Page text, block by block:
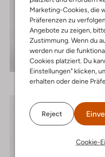
Marketing-Cookies, die
Präferenzen zu
Angebote zu zeigen,
Zustimmung. Wenn du
werden nur die
Cookies platziert. Du
Einstellungen" klicken,
erhalten oder deine
Reject
Cookie-
Entdecke den Look